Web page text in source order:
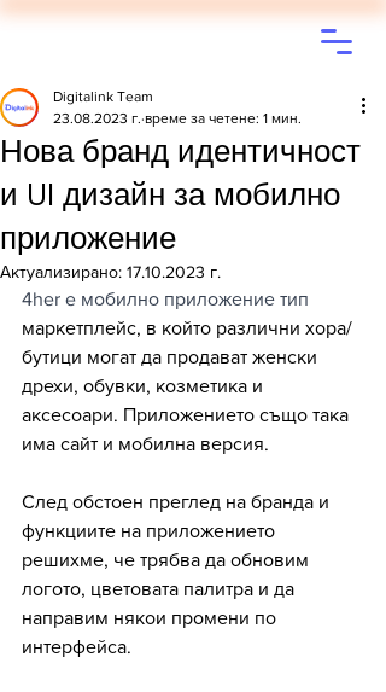
Нова бранд идентичност
и UI дизайн за мобилно
приложение
Digitalink Team
23.08.2023 г. време за четене: 1 мин.
Актуализирано: 17.10.2023 г.
4her e мобилно приложение тип
маркетплейс, в който различни хора/
бутици могат да продават женски
дрехи, обувки, козметика и
аксесоари. Приложението също така
има сайт и мобилна версия.
След обстоен преглед на бранда и
функциите на приложението
решихме, че трябва да обновим
логото, цветовата палитра и да
направим някои промени по
интерфейса.